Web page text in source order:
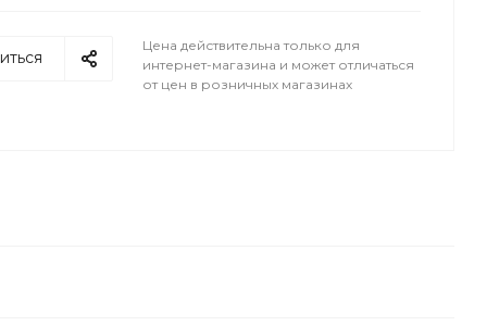
Цена действительна только для
интернет-магазина и может отличаться
от цен в розничных магазинах